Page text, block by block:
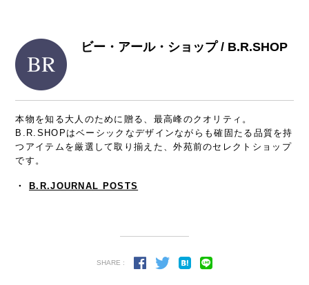
ビー・アール・ショップ / B.R.SHOP
本物を知る大人のために贈る、最高峰のクオリティ。
B.R.SHOPはベーシックなデザインながらも確固たる品質を持
つアイテムを厳選して取り揃えた、外苑前のセレクトショップ
です。
・ B.R.JOURNAL POSTS
SHARE :